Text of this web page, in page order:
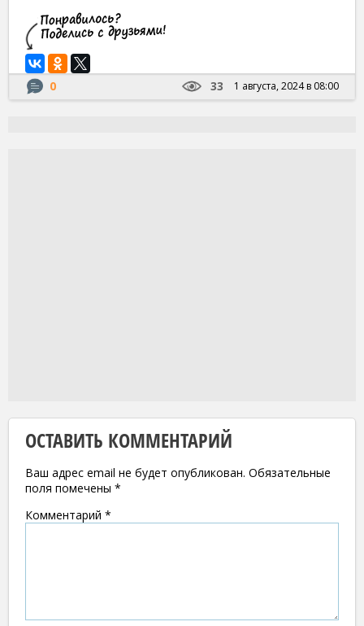
0 33 1 августа, 2024 в 08:00
ОСТАВИТЬ КОММЕНТАРИЙ
Ваш адрес email не будет опубликован. Обязательные
поля помечены *
Комментарий *